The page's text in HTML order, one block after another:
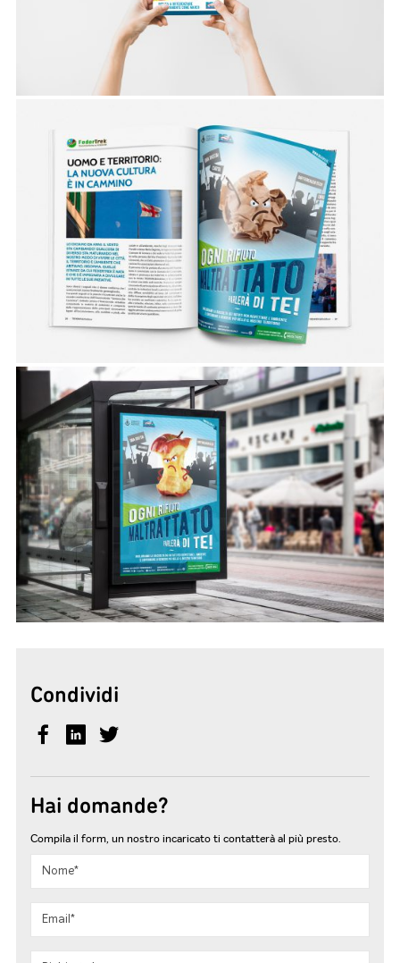
Condividi
Hai domande?
Compila il form, un nostro incaricato ti contatterà al più presto.